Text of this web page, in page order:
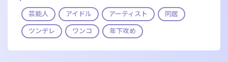
芸能人 アイドル アーティスト 同居
ツンデレ ワンコ 年下攻め